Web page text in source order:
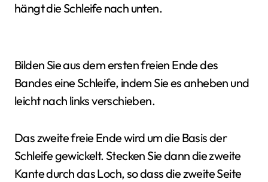
hängt die Schleife nach unten.
Bilden Sie aus dem ersten freien Ende des
Bandes eine Schleife, indem Sie es anheben und
leicht nach links verschieben.
Das zweite freie Ende wird um die Basis der
Schleife gewickelt. Stecken Sie dann die zweite
Kante durch das Loch, so dass die zweite Seite